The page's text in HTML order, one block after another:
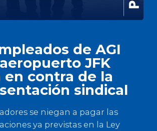
de AGI
JFK
en contra de la
sindical
se niegan a pagar las
ya previstas en la Ley